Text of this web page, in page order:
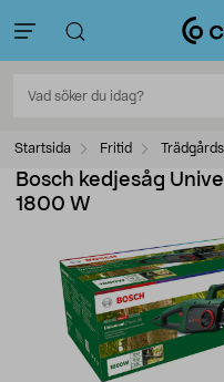
Startsida Fritid
Bosch kedjesåg
1800 W